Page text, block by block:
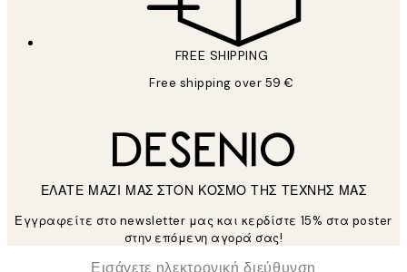
FREE SHIPPING
Free shipping over 59 €
ΕΛΑΤΕ ΜΑΖΙ ΜΑΣ ΣΤΟΝ ΚΟΣΜΟ ΤΗΣ ΤΕΧΝΗΣ ΜΑΣ
Εγγραφείτε στο newsletter μας και κερδίστε 15% στα poster
στην επόμενη αγορά σας!
Ηλεκτρονική Διεύθυνση